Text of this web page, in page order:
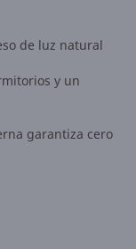
de luz natural
y un
garantiza cero